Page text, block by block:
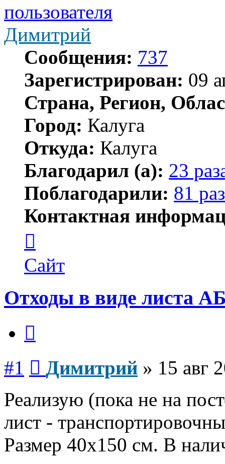
Димитрий
Сообщения: 737
Зарегистрирован: 09
Страна, Регион,
Город: Калуга
Откуда: Калуга
Благодарил (а): 23
Поблагодарили: 81 раз
Контактная
пользователя
Димитрий
Сайт
Отходы в виде листа
#1 Димитрий » 15 авг
Реализую (пока не на
лист -
Размер 40х150 см. В